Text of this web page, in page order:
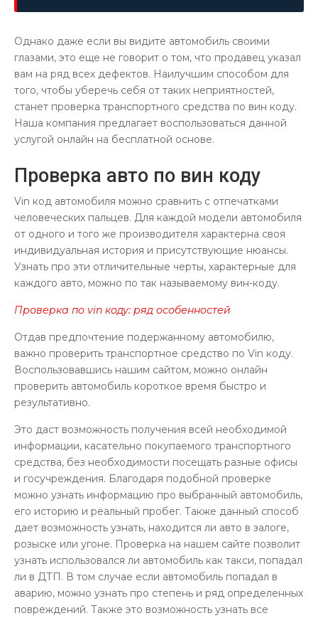
Однако даже если вы видите автомобиль своими
глазами, это еще не говорит о том, что продавец указал
вам на ряд всех дефектов. Наилучшим способом для
того, чтобы уберечь себя от таких неприятностей,
станет проверка транспортного средства по вин коду.
Наша компания предлагает воспользоваться данной
услугой онлайн на бесплатной основе.
Проверка авто по вин коду
Vin код автомобиля можно сравнить с отпечатками
человеческих пальцев. Для каждой модели автомобиля
от одного и того же производителя характерна своя
индивидуальная история и присутствующие нюансы.
Узнать про эти отличительные черты, характерные для
каждого авто, можно по так называемому вин-коду.
Проверка по vin коду: ряд особенностей
Отдав предпочтение подержанному автомобилю,
важно проверить транспортное средство по Vin коду.
Воспользовавшись нашим сайтом, можно онлайн
проверить автомобиль короткое время быстро и
результативно.
Это даст возможность получения всей необходимой
информации, касательно покупаемого транспортного
средства, без необходимости посещать разные офисы
и госучреждения. Благодаря подобной проверке
можно узнать информацию про выбранный автомобиль,
его историю и реальный пробег. Также данный способ
дает возможность узнать, находится ли авто в залоге,
розыске или угоне. Проверка на нашем сайте позволит
узнать использовался ли автомобиль как такси, попадал
ли в ДТП. В том случае если автомобиль попадал в
аварию, можно узнать про степень и ряд определенных
повреждений. Также это возможность узнать все